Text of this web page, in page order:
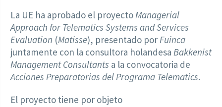
La UE ha aprobado el proyectoManagerial
Approach for Telematics Systems and Services
Evaluation (Matisse), presentado porFuinca
juntamente con la consultora holandesa Bakkenist
Management Consultants a la convocatoria de
Acciones Preparatorias del Programa Telematics.
El proyecto tiene por objeto